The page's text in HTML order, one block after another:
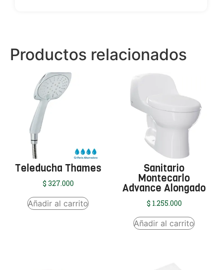
Productos relacionados
Teleducha Thames
$ 327.000
Añadir al carrito
Sanitario
Montecarlo
Advance Alongado
$ 1.255.000
Añadir al carrito